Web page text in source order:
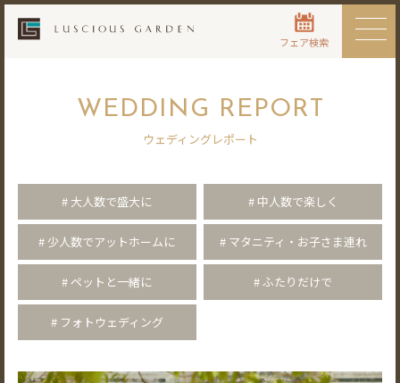
フェア検索
WEDDING REPORT
ウェディングレポート
# 大人数で盛大に # 中人数で楽しく
# 少人数でアットホームに # マタニティ・お子さま連れ
# ペットと一緒に # ふたりだけで
# フォトウェディング